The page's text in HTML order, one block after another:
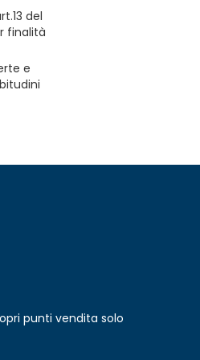
del
finalità
e
punti vendita solo